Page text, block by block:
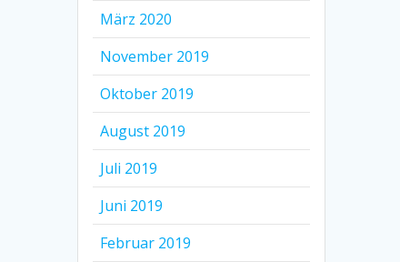
März 2020
November 2019
Oktober 2019
August 2019
Juli 2019
Juni 2019
Februar 2019